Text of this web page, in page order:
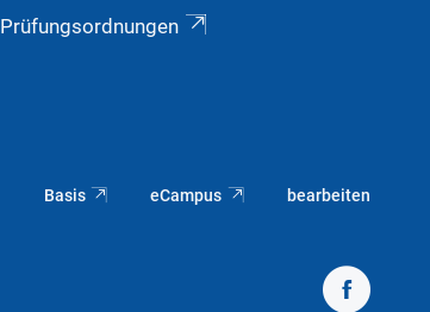
Prüfungsordnungen
Basis eCampus bearbeiten